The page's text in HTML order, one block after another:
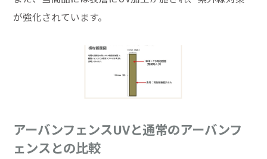
が強化されています。
アーバンフェンスUVと通常のアーバンフ
ェンスとの比較